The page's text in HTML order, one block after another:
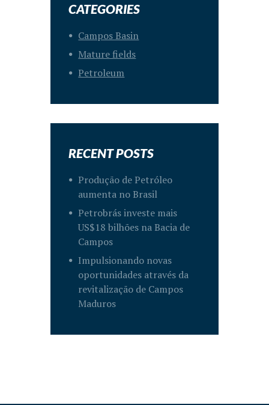
CATEGORIES
Campos Basin
Mature fields
Petroleum
RECENT POSTS
Produção de Petróleo
aumenta no Brasil
Petrobrás investe mais
US$18 bilhões na Bacia de
Campos
Impulsionando novas
oportunidades através da
revitalização de Campos
Maduros